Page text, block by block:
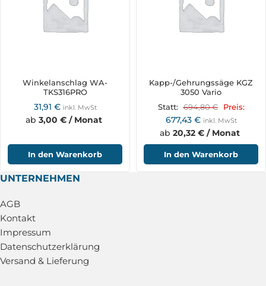
Winkelanschlag WA-
TKS316PRO
31,91 € inkl. MwSt
ab 3,00 € / Monat
In den Warenkorb
Kapp-/Gehrungssäge KGZ
3050 Vario
Statt: 694,80€ Preis:
677,43 € inkl. MwSt
ab 20,32 € / Monat
In den Warenkorb
UNTERNEHMEN
AGB
Kontakt
Impressum
Datenschutzerklärung
Versand & Lieferung